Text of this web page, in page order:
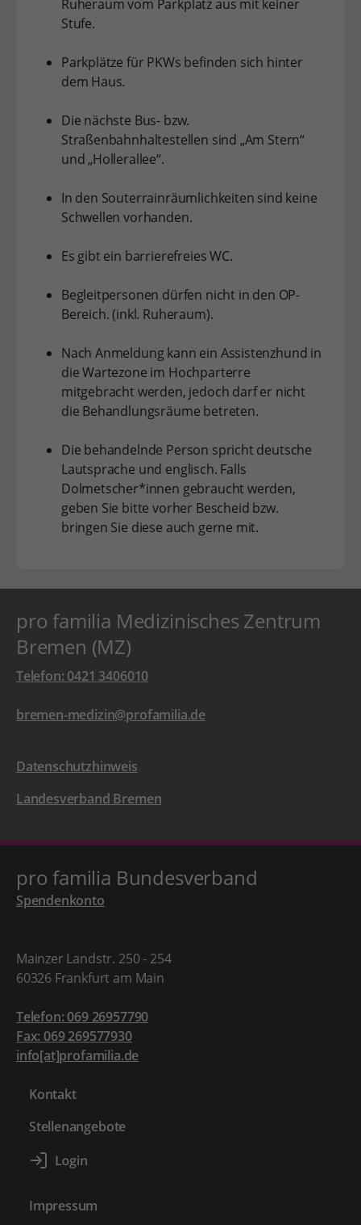
Ruheraum vom Parkplatz aus mit keiner
Stufe.
Parkplätze für PKWs befinden sich hinter
dem Haus.
Die nächste Bus- bzw.
Straßenbahnhaltestellen sind „Am Stern“
und „Hollerallee“.
In den Souterrainräumlichkeiten sind keine
Schwellen vorhanden.
Es gibt ein barrierefreies WC.
Begleitpersonen dürfen nicht in den OP-
Bereich. (inkl. Ruheraum).
Nach Anmeldung kann ein Assistenzhund in
die Wartezone im Hochparterre
mitgebracht werden, jedoch darf er nicht
die Behandlungsräume betreten.
Die behandelnde Person spricht deutsche
Lautsprache und englisch. Falls
Dolmetscher*innen gebraucht werden,
geben Sie bitte vorher Bescheid bzw.
bringen Sie diese auch gerne mit.
pro familia Medizinisches Zentrum
Bremen (MZ)
Telefon: 0421 3406010
bremen-medizin@profamilia.de
Datenschutzhinweis
Landesverband Bremen
pro familia Bundesverband
Spendenkonto
Mainzer Landstr. 250 - 254
60326 Frankfurt am Main
Telefon: 069 26957790
Fax: 069 269577930
info[at]profamilia.de
Kontakt
Stellenangebote
Impressum